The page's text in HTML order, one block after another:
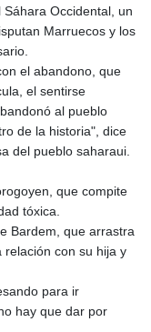
Occidental, un
Marruecos y los
el abandono, que
el sentirse
al pueblo
de la historia", dice
del pueblo saharaui.
que compite
tóxica.
Bardem, que arrastra
relación con su hija y
para ir
hay que dar por